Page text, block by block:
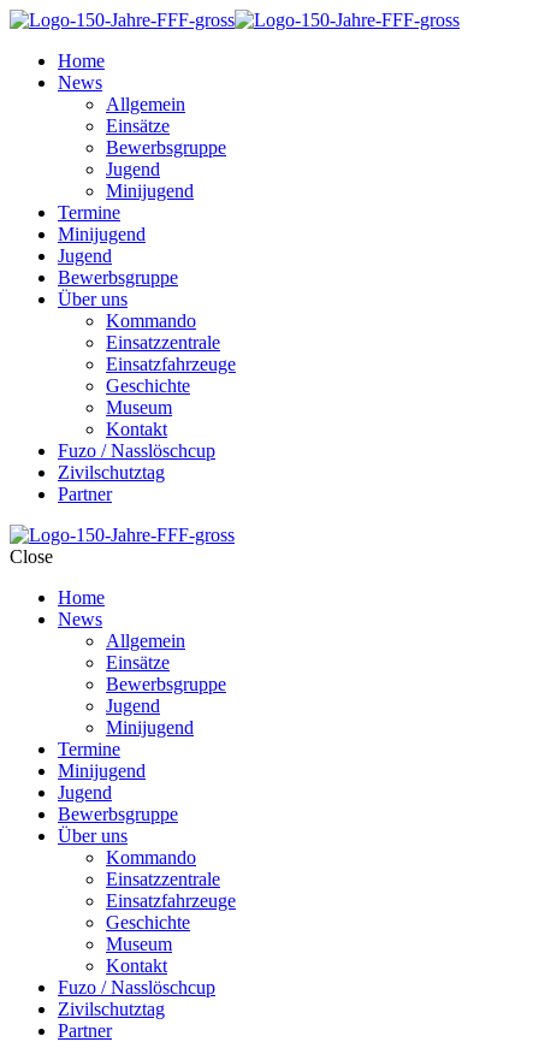
Home
News
Allgemein
Einsätze
Bewerbsgruppe
Jugend
Minijugend
Termine
Minijugend
Jugend
Bewerbsgruppe
Über uns
Kommando
Einsatzzentrale
Einsatzfahrzeuge
Geschichte
Museum
Kontakt
Fuzo / Nasslöschcup
Zivilschutztag
Partner
Close
Home
News
Allgemein
Einsätze
Bewerbsgruppe
Jugend
Minijugend
Termine
Minijugend
Jugend
Bewerbsgruppe
Über uns
Kommando
Einsatzzentrale
Einsatzfahrzeuge
Geschichte
Museum
Kontakt
Fuzo / Nasslöschcup
Zivilschutztag
Partner